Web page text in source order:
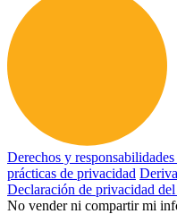
Derechos y
prácticas de privacidad
Declaración de privacidad
No vender ni compartir mi